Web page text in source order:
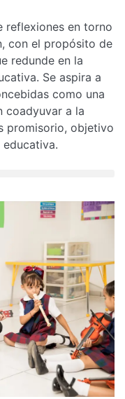
reflexiones en torno
con el propósito de
redunde en la
Se aspira a
como una
coadyuvar a la
promisorio, objetivo